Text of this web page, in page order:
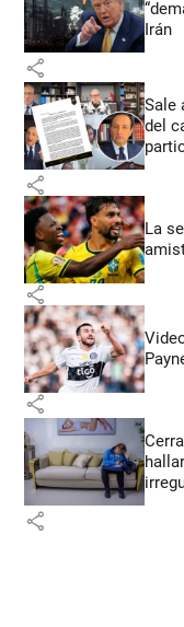
Irán
share
Sale
del
share
La
share
share
share